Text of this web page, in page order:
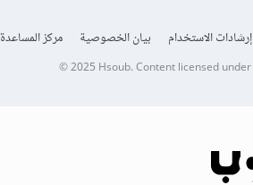
إرشادات الاستخدام بيان الخصوصية مركز المساعدة
© 2025 Hsoub.Content licensed under